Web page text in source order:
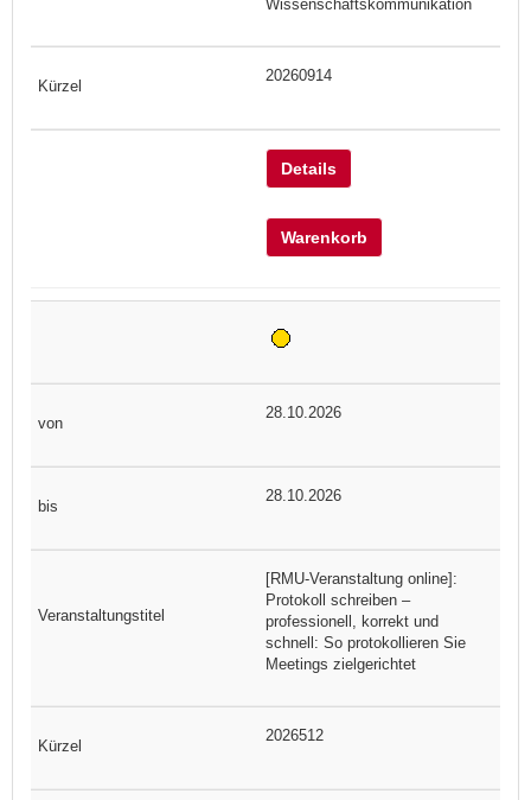
Wissenschaftskommunikation
20260914
Details
Warenkorb
28.10.2026
28.10.2026
[RMU-Veranstaltung online]:
Protokoll schreiben –
professionell, korrekt und
schnell: So protokollieren Sie
Meetings zielgerichtet
2026512